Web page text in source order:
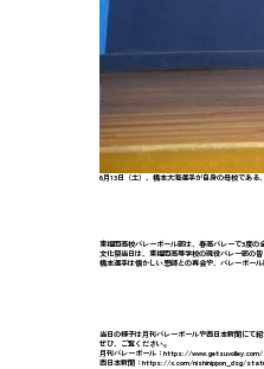
6月13日（土）、橋本大海選手が自身の母校である
東福岡高校バレーボール部は、春高バレーで3度の
文化祭当日は、東福岡高等学校の現役バレー部の
橋本選手は懐かしい恩師との再会や、バレーボー
当日の様子は月刊バレーボールや西日本新聞にて紹
ぜひ、ご覧ください。
月刊バレーボール： https://
西日本新聞： https://x.com/nishinippon_dsg/